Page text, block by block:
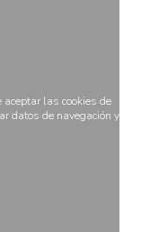
las cookies de
datos de navegación y